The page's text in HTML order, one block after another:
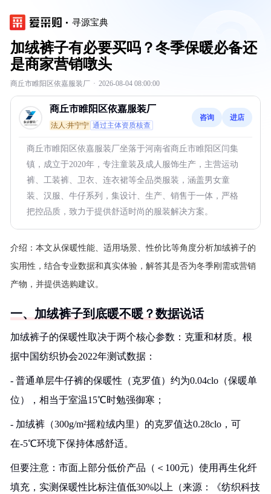
寻源宝典
加绒裤子有必要买吗？冬季保暖必备还
是商家营销噋头
商丘市睢阳区依嘉服装厂 · 2026-08-04 08:00:00
商丘市睢阳区依嘉服装厂
法人:井宁宁 通过主体资质核查
咨询 进店
商丘市睢阳区依嘉服装厂坐落于河南省商丘市睢阳区闫集
镇，成立于2020年，专注童装及成人服饰生产，主营运动
裤、工装裤、卫衣、连衣裙等全品类服装，涵盖男女童
装、汉服、牛仔系列，集设计、生产、销售于一体，严格
把控品质，致力于提供舒适时尚的服装解决方案。
介绍： 本文从保暖性能、适用场景、性价比等角度分析加绒裤子的
实用性，结合专业数据和真实体验，解答其是否为冬季刚需或营销
产物，并提供选购建议。
一、加绒裤子到底暖不暖？数据说话
加绒裤子的保暖性取决于两个核心参数：克重和材质。根
据中国纺织协会2022年测试数据：
- 普通单层牛仔裤的保暖性（克罗值）约为0.04clo（保暖单
位），相当于室温15℃时勉强御寒；
- 加绒裤（300g/m²摇粒绒内里）的克罗值达0.28clo，可
在-5℃环境下保持体感舒适。
但要注意：市面上部分低价产品（＜100元）使用再生化纤
填充，实测保暖性比标注值低30%以上（来源：《纺织科技